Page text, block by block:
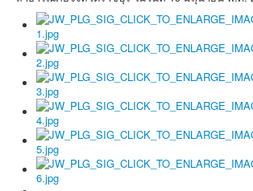
Facebook
Youtube
LINE
ถาม-ตอบ(Q&A)